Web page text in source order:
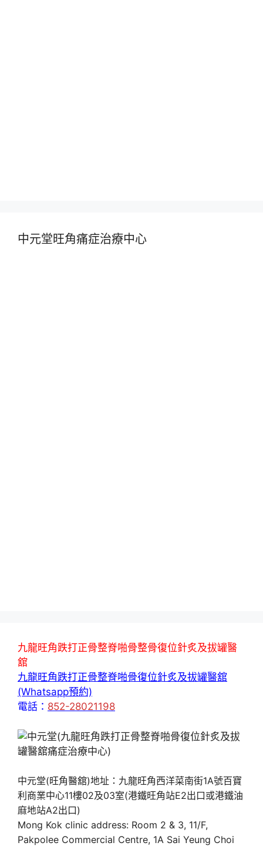
中元堂旺角痛症治療中心
九龍旺角跌打正骨整脊啪骨整骨復位針炙及拔罐醫
舘
九龍旺角跌打正骨整脊啪骨復位針炙及拔罐醫舘
(Whatsapp預約)
電話： 852-28021198
中元堂(旺角醫舘)地址：九龍旺角西洋菜南街1A號百寶
利商業中心11樓02及03室(港鐵旺角站E2出口或港鐵油
麻地站A2出口)
Mong Kok clinic address: Room 2 & 3, 11/F,
Pakpolee Commercial Centre, 1A Sai Yeung Choi